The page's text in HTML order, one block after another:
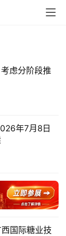
虑分阶段推
年7月8日
国际糖业技